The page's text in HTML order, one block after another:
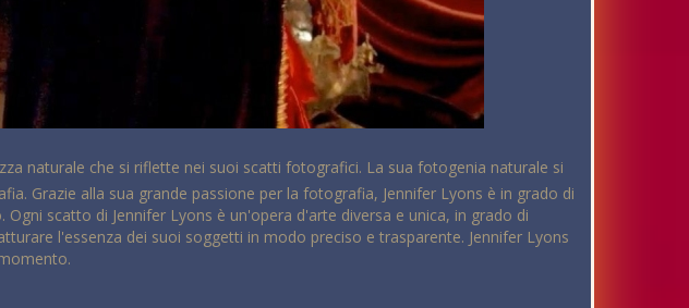
naturale che si riflette nei suoi scatti fotografici. La sua fotogenia naturale si
Grazie alla sua grande passione per la fotografia, Jennifer Lyons è in grado di
scatto di Jennifer Lyons è un'opera d'arte diversa e unica, in grado di
l'essenza dei suoi soggetti in modo preciso e trasparente. Jennifer Lyons